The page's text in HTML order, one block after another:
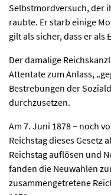
Selbstmordversuch, der
raubte. Er starb einige
gilt als sicher, dass er
Der damalige
Attentate zum Anlass,
Bestrebungen der
durchzusetzen.
Am 7. Juni 1878 – noch
Reichstag dieses Gesetz
Reichstag auflösen und
fanden die Neuwahlen
zusammengetretene